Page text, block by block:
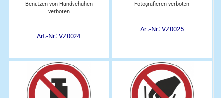
Benutzen von Handschuhen
verboten
Art.-Nr.: VZ0024
Fotografieren verboten
Art.-Nr.: VZ0025